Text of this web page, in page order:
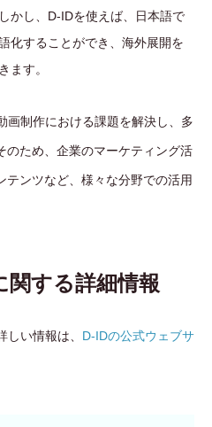
かし、D-IDを使えば、日本語で
化することができ、海外展開を
ます。
画制作における課題を解決し、多
のため、企業のマーケティング活
ンツなど、様々な分野での活用
関する詳細情報
い情報は、 D-IDの公式ウェブサ